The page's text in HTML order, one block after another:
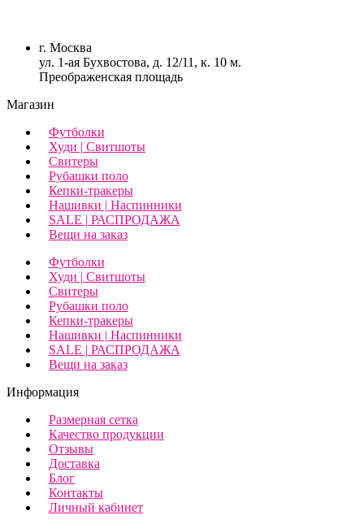
г. Москва
ул. 1-ая Бухвостова, д. 12/11, к. 10 м.
Преображенская площадь
Магазин
Футболки
Худи | Свитшоты
Свитеры
Рубашки поло
Кепки-тракеры
Нашивки | Наспинники
SALE | РАСПРОДАЖА
Вещи на заказ
Футболки
Худи | Свитшоты
Свитеры
Рубашки поло
Кепки-тракеры
Нашивки | Наспинники
SALE | РАСПРОДАЖА
Вещи на заказ
Информация
Размерная сетка
Качество продукции
Отзывы
Доставка
Блог
Контакты
Личный кабинет